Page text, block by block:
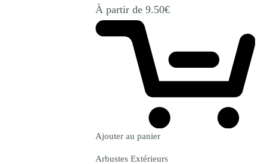
À partir de 9.50€
Ajouter au panier
Arbustes Extérieurs